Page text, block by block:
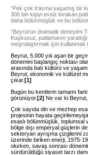
“Pek çok travma yaşamış bir
300 bin kişiyi evsiz bırakan
daha bölünmüşlük ve bu
“Beyrut’un dramatik deneyimi
Kuşkusuz, patlamanın
meşrulaştırmak için kullanmak
Beyrut, 5.000 yılı aşan bir
dönemini başlangıç noktası
arasında batı kültürü ve
Beyrut, ekonomik ve kültürel
çıkar.[1]
Bugün bu kentlerin tamamı
görünüyor.[2] Ne var ki Beyrut,
Çok sayıda din ve mezhep
projesinin hayata
esaslı bölünmüşlük,
bölge dışı emperyal güçlerin
sekteryan ayrışma çizgilerini
üzerinde biriken enerji, 1975-
olurken, savaş sonrası
sürdürüldüğü siyaset tarzı